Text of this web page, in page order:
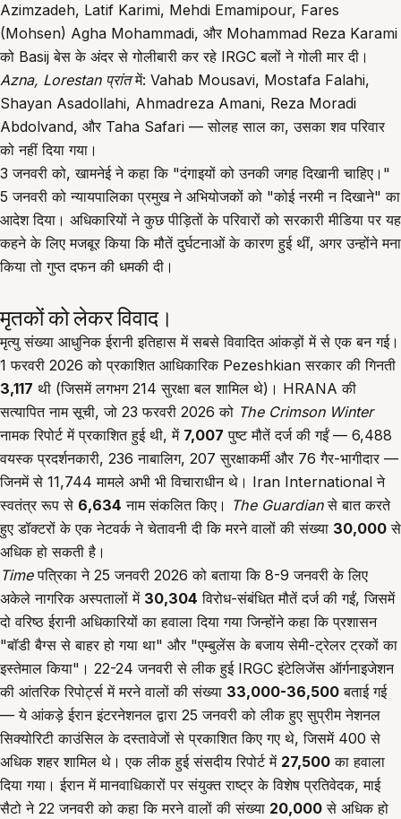
Azimzadeh, Latif Karimi, Mehdi Emamipour, Fares
(Mohsen) Agha Mohammadi, और Mohammad Reza Karami
को Basij बेस के अंदर से गोलीबारी कर रहे IRGC बलों ने गोली मार दी।
Azna, Lorestan प्रांतमें: Vahab Mousavi, Mostafa Falahi,
Shayan Asadollahi, Ahmadreza Amani, Reza Moradi
Abdolvand, और Taha Safari — सोलह साल का, उसका शव परिवार
को नहीं दिया गया।
3 जनवरी को, खामनेई ने कहा कि "दंगाइयों को उनकी जगह दिखानी चाहिए।"
5 जनवरी को न्यायपालिका प्रमुख ने अभियोजकों को "कोई नरमी न दिखाने" का
आदेश दिया। अधिकारियों ने कुछ पीड़ितों के परिवारों को सरकारी मीडिया पर यह
कहने के लिए मजबूर किया कि मौतें दुर्घटनाओं के कारण हुई थीं, अगर उन्होंने मना
किया तो गुप्त दफन की धमकी दी।
मृतकों को लेकर विवाद।
मृत्यु संख्या आधुनिक ईरानी इतिहास में सबसे विवादित आंकड़ों में से एक बन गई।
1 फरवरी 2026 को प्रकाशित आधिकारिक Pezeshkian सरकार की गिनती
3,117 थी (जिसमें लगभग 214 सुरक्षा बल शामिल थे)। HRANA की
सत्यापित नाम सूची, जो 23 फरवरी 2026 को The Crimson Winter
नामक रिपोर्ट में प्रकाशित हुई थी, में 7,007 पुष्ट मौतें दर्ज की गईं — 6,488
वयस्क प्रदर्शनकारी, 236 नाबालिग, 207 सुरक्षाकर्मी और 76 गैर-भागीदार —
जिनमें से 11,744 मामले अभी भी विचाराधीन थे। Iran International ने
स्वतंत्र रूप से 6,634 नाम संकलित किए। The Guardianसे बात करते
हुए डॉक्टरों के एक नेटवर्क ने चेतावनी दी कि मरने वालों की संख्या 30,000 से
अधिक हो सकती है।
Timeपत्रिका ने 25 जनवरी 2026 को बताया कि 8-9 जनवरी के लिए
अकेले नागरिक अस्पतालों में 30,304 विरोध-संबंधित मौतें दर्ज की गईं, जिसमें
दो वरिष्ठ ईरानी अधिकारियों का हवाला दिया गया जिन्होंने कहा कि प्रशासन
"बॉडी बैग्स से बाहर हो गया था" और "एम्बुलेंस के बजाय सेमी-ट्रेलर ट्रकों का
इस्तेमाल किया"। 22-24 जनवरी से लीक हुई IRGC इंटेलिजेंस ऑर्गनाइजेशन
की आंतरिक रिपोर्ट्स में मरने वालों की संख्या 33,000-36,500 बताई गई
— ये आंकड़े ईरान इंटरनेशनल द्वारा 25 जनवरी को लीक हुए सुप्रीम नेशनल
सिक्योरिटी काउंसिल के दस्तावेजों से प्रकाशित किए गए थे, जिसमें 400 से
अधिक शहर शामिल थे। एक लीक हुई संसदीय रिपोर्ट में 27,500 का हवाला
दिया गया। ईरान में मानवाधिकारों पर संयुक्त राष्ट्र के विशेष प्रतिवेदक, माई
सैटो ने 22 जनवरी को कहा कि मरने वालों की संख्या 20,000 से अधिक हो